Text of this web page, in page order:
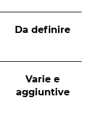
Da definire
Varie e
aggiuntive